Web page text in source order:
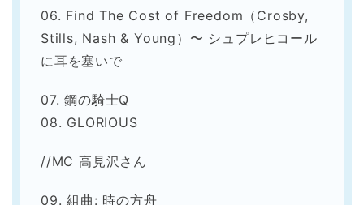
06. Find The Cost of Freedom（Crosby,
Stills, Nash & Young）〜 シュプレヒコール
に耳を塞いで
07. 鋼の騎士Q
08. GLORIOUS
//MC 高見沢さん
09. 組曲: 時の方舟